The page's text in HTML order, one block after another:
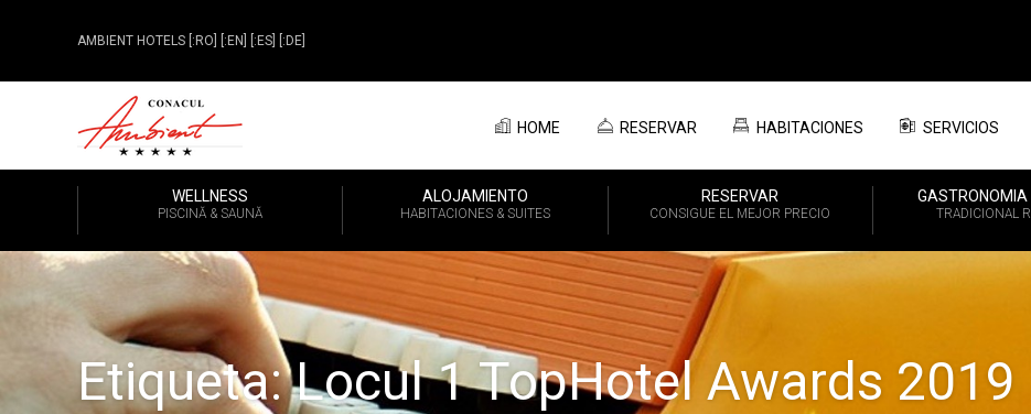
AMBIENT HOTELS [:RO] [:EN] [:ES] [:DE]
HOME RESERVAR HABITACIONES SERVICIOS
WELLNESS
PISCINĂ & SAUNĂ
ALOJAMIENTO
HABITACIONES & SUITES
RESERVAR
CONSIGUE EL MEJOR PRECIO
GASTRONOMIA
TRADICIONAL
Etiqueta:Locul 1 TopHotel Awards 2019